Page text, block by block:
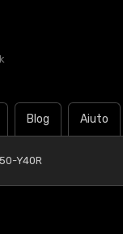
Blog Aiuto
Y40R